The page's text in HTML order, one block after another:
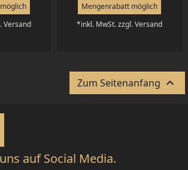
Versand
Mengenrabatt möglich
*inkl. MwSt. zzgl. Versand
Zum Seitenanfang 
auf Social Media.